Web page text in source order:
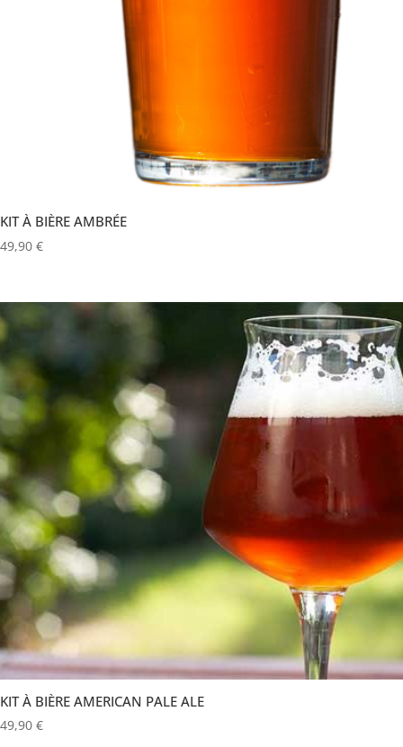
KIT À BIÈRE AMBRÉE
49,90 €
KIT À BIÈRE AMERICAN PALE ALE
49,90 €